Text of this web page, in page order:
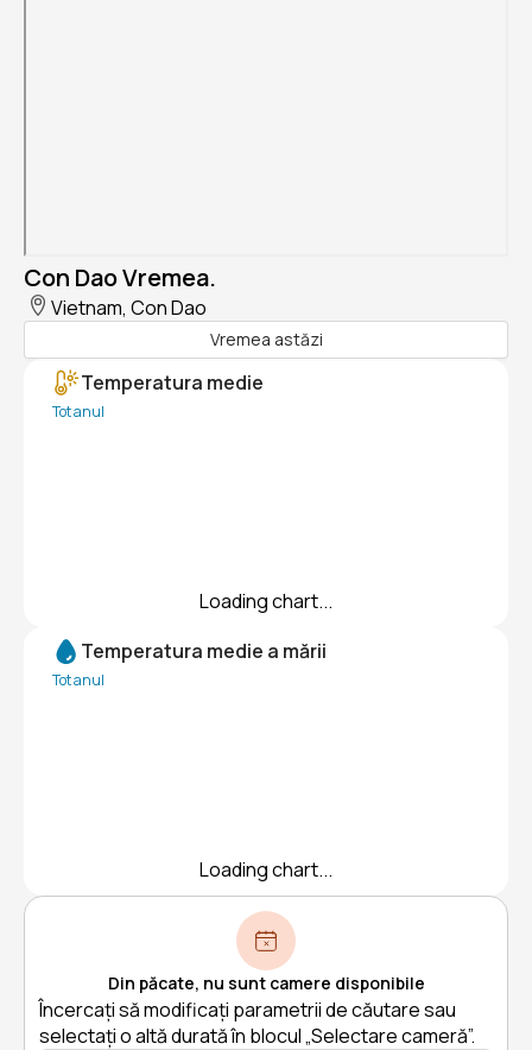
Con Dao Vremea.
Vietnam, Con Dao
Vremea astăzi
Temperatura medie
Tot anul
Loading chart...
Temperatura medie a mării
Tot anul
Loading chart...
Din păcate, nu sunt camere disponibile
Încercați să modificați parametrii de căutare sau
selectați o altă durată în blocul „Selectare cameră”.